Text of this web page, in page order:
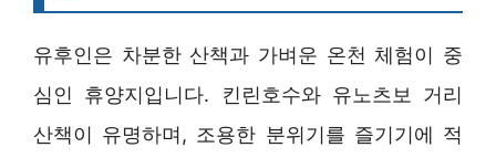
유후인은 차분한 산책과 가벼운 온천 체험이 중
심인 휴양지입니다. 킨린호수와 유노츠보 거리
산책이 유명하며, 조용한 분위기를 즐기기에 적